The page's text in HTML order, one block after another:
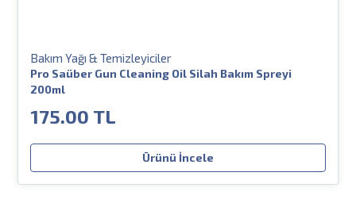
Bakım Yağı & Temizleyiciler
Pro Saüber Gun Cleaning Oil Silah Bakım Spreyi
200ml
175.00 TL
Ürünü İncele